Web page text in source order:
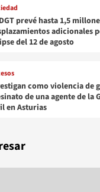
prevé hasta 1,5
adicionales
del 12 de agosto
como violencia de
de una agente de la
en Asturias